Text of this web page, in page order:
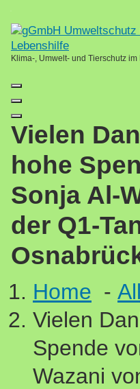
content
Klima-, Umwelt- und Tierschutz
Vielen
hohe
Sonja Al-
der Q1-
Home -
Vielen
Spende
Wazani